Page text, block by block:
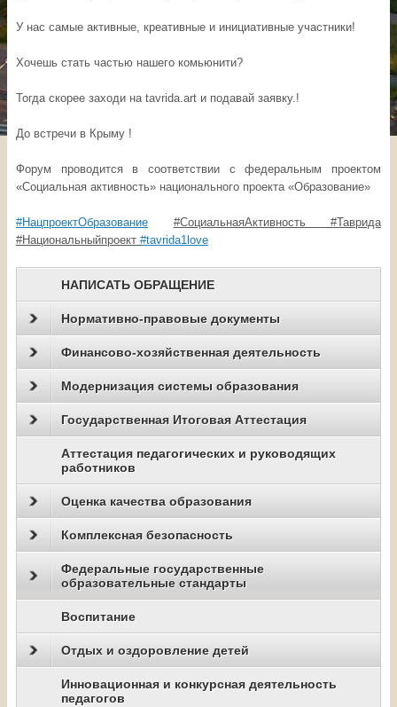
У нас самые активные, креативные и инициативные участники!
Хочешь стать частью нашего комьюнити?
Тогда скорее заходи на tavrida.art и подавай заявку.!
До встречи в Крыму !
Форум проводится в соответствии с федеральным проектом
«Социальная активность» национального проекта «Образование»
#НацпроектОбразование #СоциальнаяАктивность #Таврида
#Национальныйпроект #tavrida1love
НАПИСАТЬ ОБРАЩЕНИЕ
Нормативно-правовые документы
Финансово-хозяйственная деятельность
Модернизация системы образования
Государственная Итоговая Аттестация
Аттестация педагогических и руководящих
работников
Оценка качества образования
Комплексная безопасность
Федеральные государственные
образовательные стандарты
Воспитание
Отдых и оздоровление детей
Инновационная и конкурсная деятельность
педагогов